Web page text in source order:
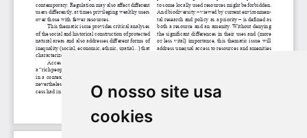
O nosso site usa
cookies